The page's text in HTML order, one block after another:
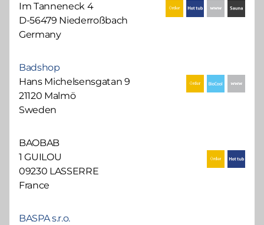
Im Tanneneck 4
D-56479 Niederroßbach
Germany
Badshop
Hans Michelsensgatan 9
21120 Malmö
Sweden
BAOBAB
1 GUILOU
09230 LASSERRE
France
BASPA s.r.o.